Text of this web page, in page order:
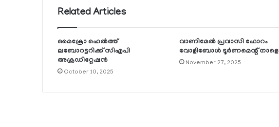
Related Articles
മൈക്രോ ഹെല്‍ത്ത്
ലബോറട്ടറിക്ക് സിഎപി
അക്രഡിറ്റേഷന്‍
October 10, 2025
വാണിമേല്‍ പ്രവാസി ഫോറം
വോളിബോള്‍ ടൂര്‍ണമെന്റ് നാളെ
November 27, 2025